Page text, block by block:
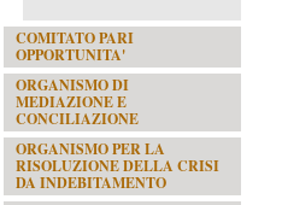
COMITATO PARI
OPPORTUNITA'
ORGANISMO DI
MEDIAZIONE E
CONCILIAZIONE
ORGANISMO PER LA
RISOLUZIONE DELLA CRISI
DA INDEBITAMENTO